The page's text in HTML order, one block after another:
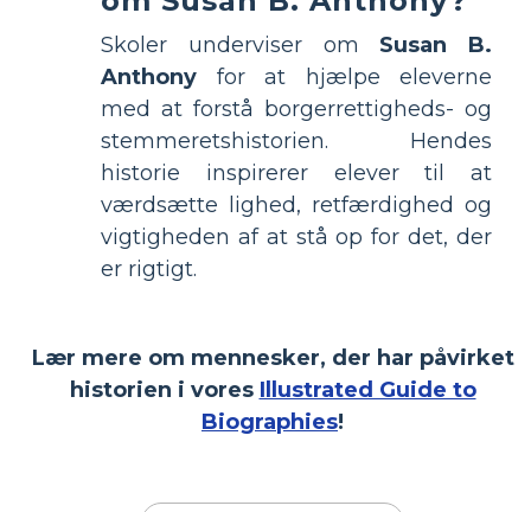
Skoler underviser om Susan B.
Anthony for at hjælpe eleverne
med at forstå borgerrettigheds- og
stemmeretshistorien. Hendes
historie inspirerer elever til at
værdsætte lighed, retfærdighed og
vigtigheden af at stå op for det, der
er rigtigt.
Lær mere om mennesker, der har påvirket
historien i vores Illustrated Guide to
Biographies!